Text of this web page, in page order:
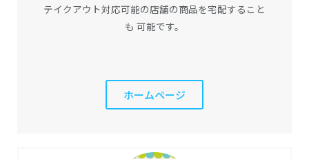
テイクアウト対応可能の店舗の商品を宅配すること
も 可能です。
ホームページ